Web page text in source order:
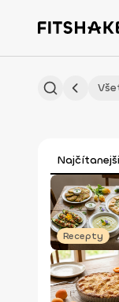
Recepty